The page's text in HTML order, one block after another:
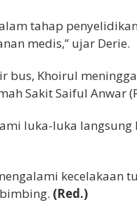
tahap
medis,” ujar Derie.
bus, Khoirul
Sakit Saiful Anwar
luka-luka
kecelakaan
(Red.)